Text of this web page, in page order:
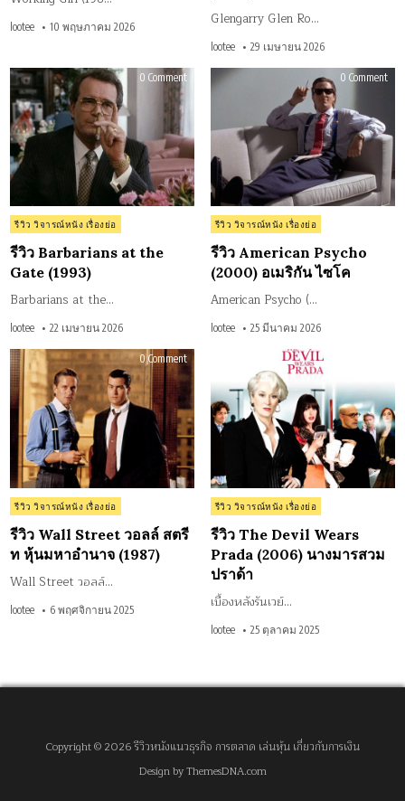
lootee 10 พฤษภาคม 2026 Glengarry Glen Ro…
lootee 29 เมษายน 2026
0 Commenton
(1993)
Posted
in
รีวิว วิจารณ์หนัง เรื่องย่อ
รีวิว Barbarians at the
Gate (1993)
Barbarians at the…
lootee 22 เมษายน 2026
0 Commenton
อเ
ไซ
Posted
in
รีวิว วิจารณ์หนัง เรื่องย่อ
รีวิว American Psycho
(2000) อเมริกัน ไซโค
American Psycho (…
lootee 25 มีนาคม 2026
0 Commenton
รีวิว
Wall
Street
ลล์
สตรี
ท
หุ้น
มหาอำนาจ
(1987)
Posted
in
รีวิว วิจารณ์หนัง เรื่องย่อ
รีวิว Wall Street วอลล์ สตรี
ท หุ้นมหาอำนาจ (1987)
Wall Street วอลล์…
lootee 6 พฤศจิกายน 2025
นาง
สว
ปร
า
Posted
in
รีวิว วิจารณ์หนัง เรื่องย่อ
รีวิว The Devil Wears
Prada (2006) นางมารสวม
ปราด้า
เบื้องหลังรันเวย์…
lootee 25 ตุลาคม 2025
Copyright © 2026 รีวิวหนังแนวธุรกิจ การตลาด เล่นหุ้น เกี่ยวกับการเงิน
Design by ThemesDNA.com